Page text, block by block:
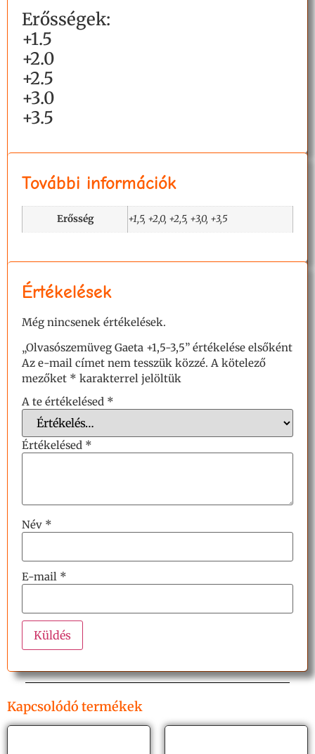
Erősségek:
+1.5
+2.0
+2.5
+3.0
+3.5
További információk
Erősség +1,5, +2,0, +2,5, +3,0, +3,5
Értékelések
Még nincsenek értékelések.
„Olvasószemüveg Gaeta +1,5-3,5” értékelése elsőként
Az e-mail címet nem tesszük közzé. A kötelező
mezőket * karakterrel jelöltük
A te értékelésed *
Értékelésed *
Név *
E-mail *
Kapcsolódó termékek